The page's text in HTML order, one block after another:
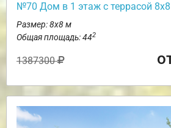
№70 Дом в 1 этаж с террасой 8х8
Размер: 8х8 м
Общая площадь: 442
1387300